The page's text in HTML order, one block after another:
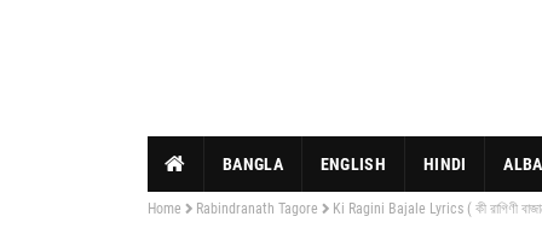
BANGLA ENGLISH HINDI
Home Rabindranath Tagore Ki Ragini Bajale Lyrics ( কী রাগিণী